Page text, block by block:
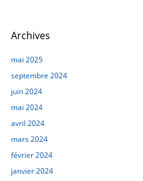
Archives
mai 2025
septembre 2024
juin 2024
mai 2024
avril 2024
mars 2024
février 2024
janvier 2024